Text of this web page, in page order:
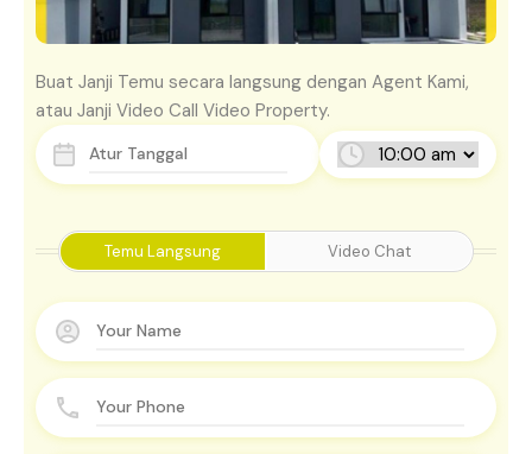
Temu Langsung Video Chat
Buat Janji Temu secara langsung dengan Agent Kami,
atau Janji Video Call Video Property.